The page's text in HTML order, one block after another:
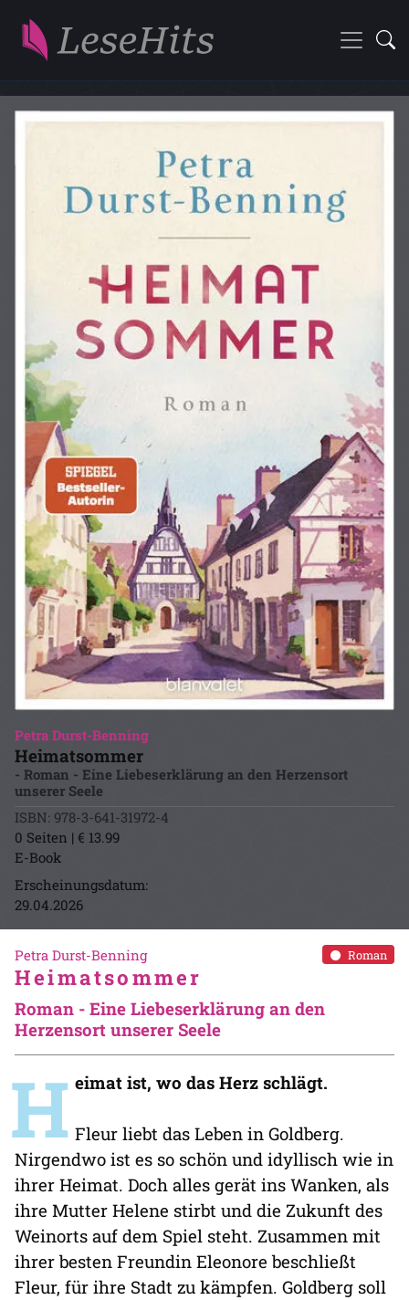
Petra Durst-Benning
Heimatsommer
- Roman - Eine Liebeserklärung an den Herzensort
unserer Seele
ISBN: 978-3-641-31972-4
0 Seiten | € 13.99
E-Book
Erscheinungsdatum:
29.04.2026
Roman
Petra Durst-Benning
Heimatsommer
Roman - Eine Liebeserklärung an den
Herzensort unserer Seele
H eimat ist, wo das Herz schlägt.
Fleur liebt das Leben in Goldberg.
Nirgendwo ist es so schön und idyllisch wie in
ihrer Heimat. Doch alles gerät ins Wanken, als
ihre Mutter Helene stirbt und die Zukunft des
Weinorts auf dem Spiel steht. Zusammen mit
ihrer besten Freundin Eleonore beschließt
Fleur, für ihre Stadt zu kämpfen. Goldberg soll